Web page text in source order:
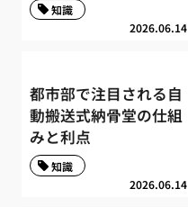
2026.06.14
知識
都市部で注目される自
動搬送式納骨堂の仕組
みと利点
2026.06.14
知識